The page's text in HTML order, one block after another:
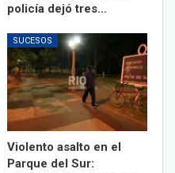
policía dejó tres…
SUCESOS
Violento asalto en el
Parque del Sur: